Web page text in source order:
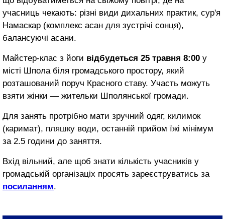
учасниць чекають: різні види дихальних практик, сур'я
Намаскар (комплекс асан для зустрічі сонця),
балансуючі асани.
Майстер-клас з йоги відбудеться 25 травня 8:00 у
місті Шпола біля громадського простору, який
розташований поруч Красного ставу. Участь можуть
взяти жінки — жительки Шполянської громади.
Для занять протрібно мати зручний одяг, килимок
(каримат), пляшку води, останній прийом їжі мінімум
за 2.5 години до заняття.
Вхід вільний, але щоб знати кількість учасників у
громадській організаціх просять зареєструватись за
посиланням.